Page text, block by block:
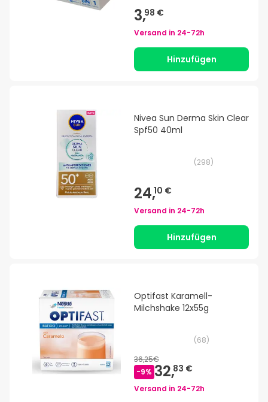
3,98 €
Versand in 24-72h
Hinzufügen
Nivea Sun Derma Skin Clear
Spf50 40ml
(298)
24,10 €
Versand in 24-72h
Hinzufügen
Optifast Karamell-
Milchshake 12x55g
(68)
36,25€
-9% 32,83 €
Versand in 24-72h